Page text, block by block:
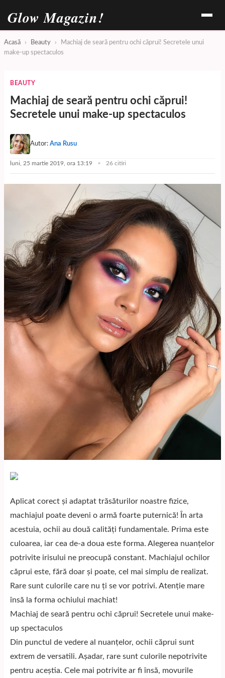
Glow Magazin!
Acasă › Beauty ›
Machiaj de seară pentru ochi căprui! Secretele unui
make-up spectaculos
BEAUTY
Machiaj de seară pentru ochi căprui!
Secretele unui make-up spectaculos
Autor: Ana Rusu
luni, 25 martie 2019, ora 13:19 26 citiri
Aplicat corect și adaptat trăsăturilor noastre fizice,
machiajul poate deveni o armă foarte puternică! În arta
acestuia, ochii au două calități fundamentale. Prima este
culoarea, iar cea de-a doua este forma. Alegerea nuanțelor
potrivite irisului ne preocupă constant. Machiajul ochilor
căprui este, fără doar și poate, cel mai simplu de realizat.
Rare sunt culorile care nu ți se vor potrivi. Atenție mare
însă la forma ochiului machiat!
Machiaj de seară pentru ochi căprui! Secretele unui make-
up spectaculos
Din punctul de vedere al nuanțelor, ochii căprui sunt
extrem de versatili. Așadar, rare sunt culorile nepotrivite
pentru aceștia. Cele mai potrivite ar fi însă, movurile